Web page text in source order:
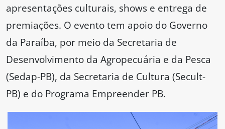
apresentações culturais, shows e entrega de
premiações. O evento tem apoio do Governo
da Paraíba, por meio da Secretaria de
Desenvolvimento da Agropecuária e da Pesca
(Sedap-PB), da Secretaria de Cultura (Secult-
PB) e do Programa Empreender PB.